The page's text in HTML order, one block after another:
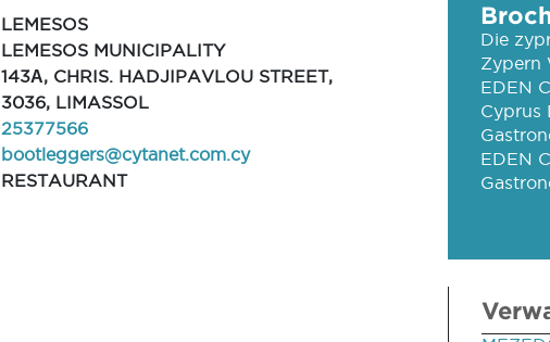
LEMESOS
LEMESOS MUNICIPALITY
143Α, CHRIS. HADJIPAVLOU STREET,
3036, LIMASSOL
25377566
bootleggers@cytanet.com.cy
RESTAURANT
Die
Zypern
EDEN
Cyprus
EDEN